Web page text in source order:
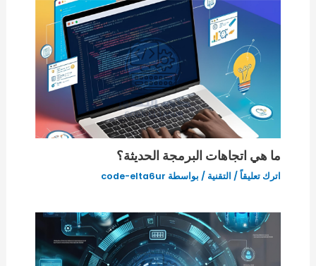
ما هي اتجاهات البرمجة الحديثة؟
اترك تعليقاً/ التقنية / بواسطة code-elta6ur